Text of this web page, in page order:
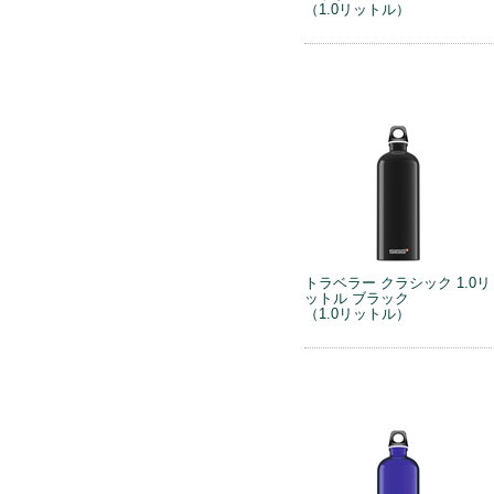
（1.0リットル）
トラベラー クラシック 1.0リ
ットル ブラック
（1.0リットル）